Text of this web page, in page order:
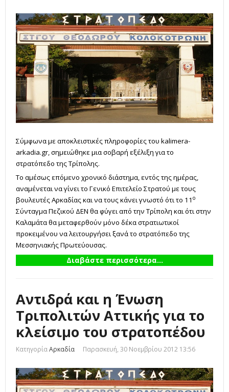
Σύμφωνα με αποκλειστικές πληροφορίες του kalimera-
arkadia.gr, σημειώθηκε μια σοβαρή εξέλιξη για το
στρατόπεδο της Τρίπολης.
Το αμέσως επόμενο χρονικό διάστημα, εντός της ημέρας,
αναμένεται να γίνει το Γενικό Επιτελείο Στρατού με τους
βουλευτές Αρκαδίας και να τους κάνει γνωστό ότι το 11 ο
Σύνταγμα Πεζικού ΔΕΝ θα φύγει από την Τρίπολη και ότι στην
Καλαμάτα θα μεταφερθούν μόνο δέκα στρατιωτικοί
προκειμένου να λειτουργήσει ξανά το στρατόπεδο της
Μεσσηνιακής Πρωτεύουσας.
Διαβάστε περισσότερα...
Αντιδρά και η Ένωση
Τριπολιτών Αττικής για το
κλείσιμο του στρατοπέδου
ΚατηγορίαΑρκαδία Παρασκευή, 30 Νοεμβρίου 2012 13:56